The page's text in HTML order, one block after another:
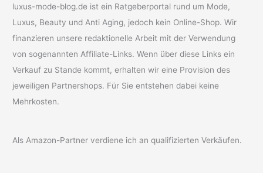
luxus-mode-blog.de ist ein Ratgeberportal rund um Mode,
Luxus, Beauty und Anti Aging, jedoch kein Online-Shop. Wir
finanzieren unsere redaktionelle Arbeit mit der Verwendung
von sogenannten Affiliate-Links. Wenn über diese Links ein
Verkauf zu Stande kommt, erhalten wir eine Provision des
jeweiligen Partnershops. Für Sie entstehen dabei keine
Mehrkosten.
Als Amazon-Partner verdiene ich an qualifizierten Verkäufen.